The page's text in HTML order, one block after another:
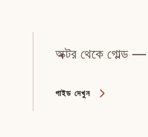
অক্টর থেকে গোল্ড —
গাইড দেখুন